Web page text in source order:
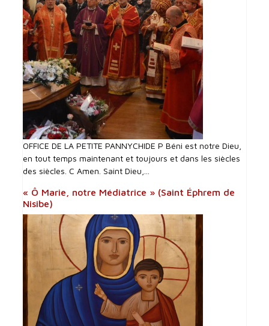
OFFICE DE LA PETITE PANNYCHIDE P Béni est notre Dieu,
en tout temps maintenant et toujours et dans les siècles
des siècles. C Amen. Saint Dieu,...
« Ô Marie, notre Médiatrice » (Saint Éphrem de
Nisibe)